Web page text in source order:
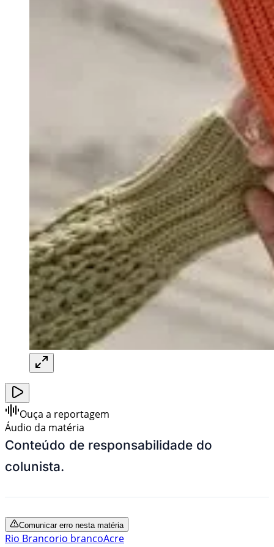
Ouça a reportagem
Áudio da matéria
Conteúdo de responsabilidade do
colunista.
Comunicar erro nesta matéria
Rio Brancorio brancoAcre